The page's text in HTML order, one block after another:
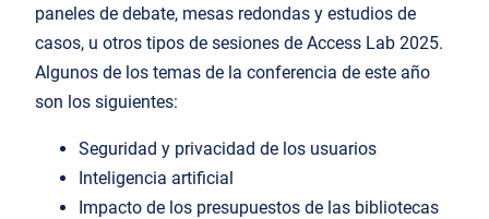
paneles de debate, mesas redondas y estudios de
casos, u otros tipos de sesiones de Access Lab 2025.
Algunos de los temas de la conferencia de este año
son los siguientes:
Seguridad y privacidad de los usuarios
Inteligencia artificial
Impacto de los presupuestos de las bibliotecas